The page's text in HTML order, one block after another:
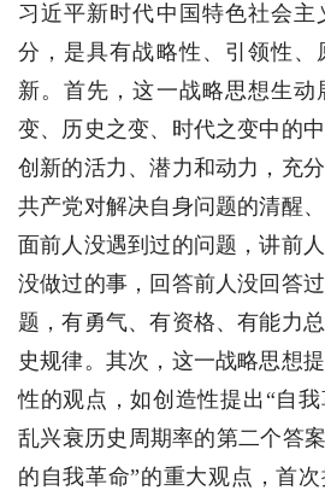
习近平新时代中国特色社会主
分，是具有战略性、引领性、
新。首先，这一战略思想生动
变、历史之变、时代之变中的
创新的活力、潜力和动力，充
共产党对解决自身问题的清醒
面前人没遇到过的问题，讲前
没做过的事，回答前人没回答
题，有勇气、有资格、有能力
史规律。其次，这一战略思想
性的观点，如创造性提出“自
乱兴衰历史周期率的第二个答
的自我革命”的重大观点，首